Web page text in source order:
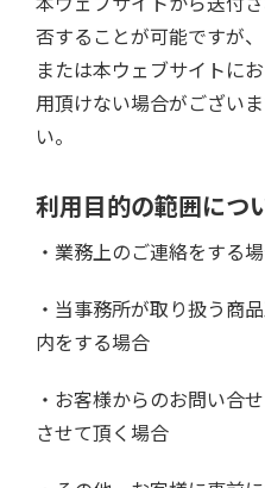
否することが可能ですが
または本ウェブサイトに
用頂けない場合がござい
い。
利用目的の範囲につ
・業務上のご連絡をする
・当事務所が取り扱う商
内をする場合
・お客様からのお問い合
させて頂く場合